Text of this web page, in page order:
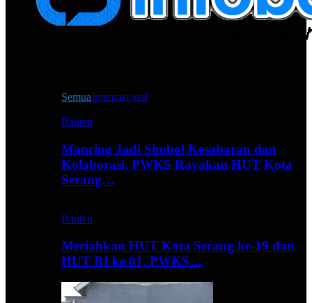
SemuaInternasional
Banten
Mancing Jadi Simbol Kesabaran dan
Kolaborasi, PWKS Rayakan HUT Kota
Serang…
Banten
Meriahkan HUT Kota Serang ke-19 dan
HUT RI ke 81, PWKS…